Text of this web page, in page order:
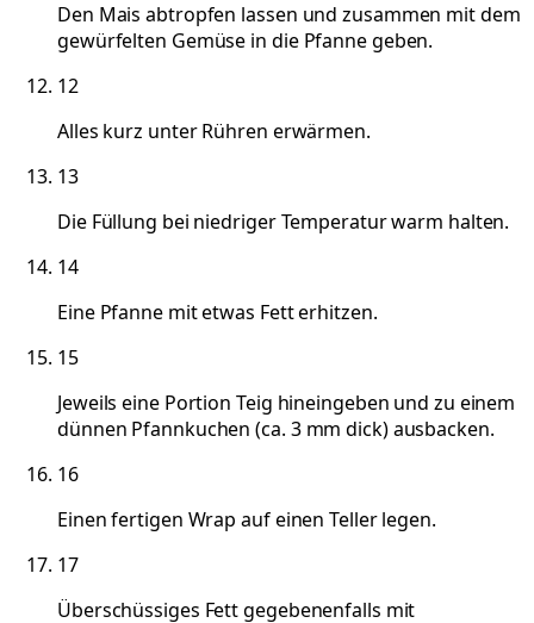
Den Mais abtropfen lassen und zusammen mit dem
gewürfelten Gemüse in die Pfanne geben.
12
Alles kurz unter Rühren erwärmen.
13
Die Füllung bei niedriger Temperatur warm halten.
14
Eine Pfanne mit etwas Fett erhitzen.
15
Jeweils eine Portion Teig hineingeben und zu einem
dünnen Pfannkuchen (ca. 3 mm dick) ausbacken.
16
Einen fertigen Wrap auf einen Teller legen.
17
Überschüssiges Fett gegebenenfalls mit